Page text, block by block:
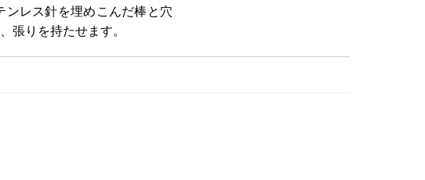
ンレス針を埋めこんだ棒と穴
張りを持たせます。